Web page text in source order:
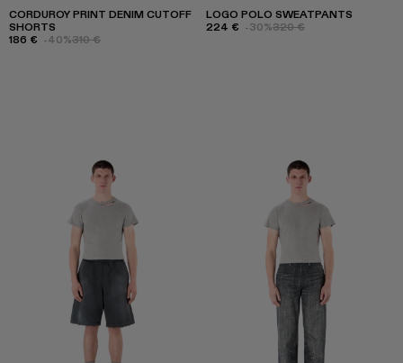
CORDUROY PRINT DENIM CUTOFF
SHORTS
186 € -40%310 €
LOGO POLO SWEATPANTS
224 € -30%320 €